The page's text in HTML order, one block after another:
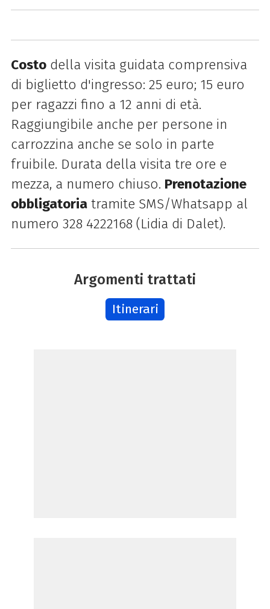
Costodella visita guidata comprensiva
di biglietto d'ingresso: 25 euro; 15 euro
per ragazzi fino a 12 anni di età.
Raggiungibile anche per persone in
carrozzina anche se solo in parte
fruibile. Durata della visita tre ore e
mezza, a numero chiuso. Prenotazione
obbligatoriatramite SMS/Whatsapp al
numero 328 4222168 (Lidia di Dalet).
Argomenti trattati
Itinerari